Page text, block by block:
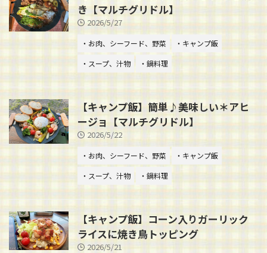
き【マルチグリドル】
2026/5/27
・お肉、シーフード、野菜
・キャンプ飯
・スープ、汁物
・鍋料理
【キャンプ飯】簡単♪美味しい＊アヒ
ージョ【マルチグリドル】
2026/5/22
・お肉、シーフード、野菜
・キャンプ飯
・スープ、汁物
・鍋料理
【キャンプ飯】コーン入りガーリック
ライスに焼き鳥トッピング
2026/5/21